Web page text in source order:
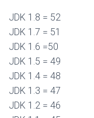
JDK 1.8 = 52
JDK 1.7 = 51
JDK 1.6 =50
JDK 1.5 = 49
JDK 1.4 = 48
JDK 1.3 = 47
JDK 1.2 = 46